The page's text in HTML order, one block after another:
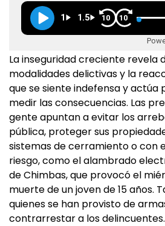
1 1.5 10 10
La inseguridad creciente revela
modalidades delictivas y la
que se siente indefensa y actúa
medir las consecuencias. Las
gente apuntan a evitar los
pública, proteger sus
sistemas de cerramiento o con
riesgo, como el alambrado
de Chimbas, que provocó el
muerte de un joven de 15 años.
quienes se han provisto de
contrarrestar a los delincuentes.